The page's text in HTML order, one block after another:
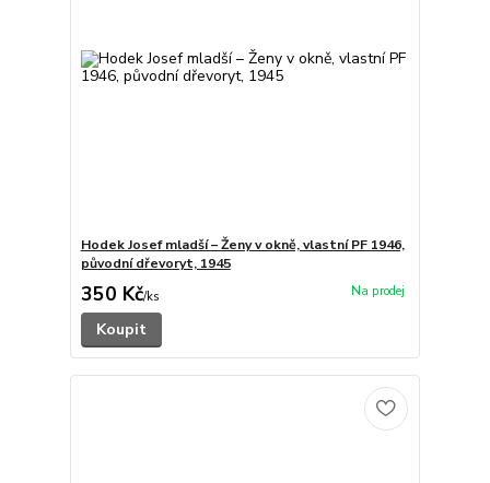
Hodek Josef mladší – Ženy v okně, vlastní PF 1946,
původní dřevoryt, 1945
350 Kč/ks
Koupit